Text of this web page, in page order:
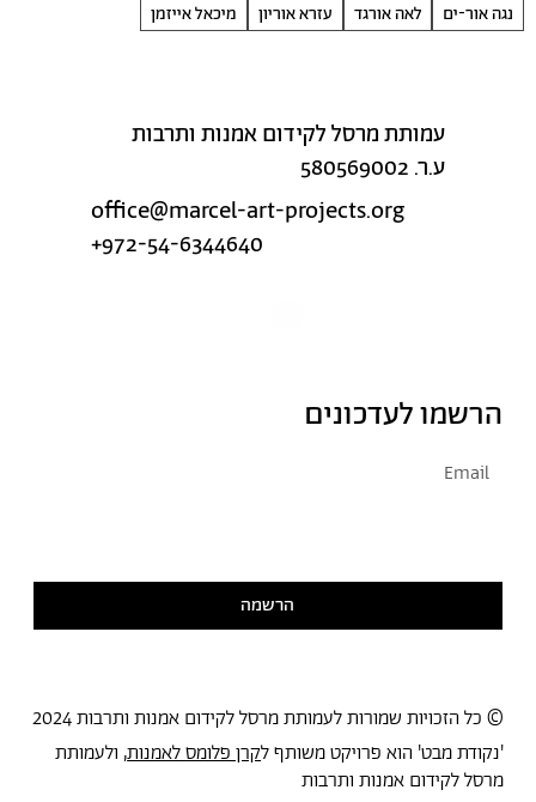
נגה אור-ים
לאה אורגד עזרא אוריון מיכאל אייזמן
עמותת מרסל לקידום אמנות ותרבות
ע.ר. 580569002
office@marcel-art-projects.org
+972-54-6344640
הרשמו לעדכונים
הרשמה
© כל הזכויות שמורות לעמותת מרסל לקידום אמנות ותרבות 2024
'נקודת מבט' הוא פרויקט משותף לקרן פלומס לאמנות, ולעמותת
מרסל לקידום אמנות ותרבות